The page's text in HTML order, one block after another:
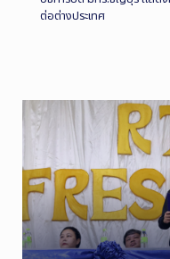
ต่อต่างประเทศ